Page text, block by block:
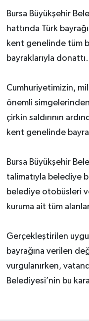
Bursa Büyükşehir
hattında Türk
kent genelinde tüm
bayraklarıyla donattı.
Cumhuriyetimizin,
önemli
çirkin saldırının
kent genelinde
Bursa Büyükşehir
talimatıyla belediye
belediye otobüsleri
kuruma ait tüm
Gerçekleştirilen
bayrağına verilen
vurgulanırken,
Belediyesi’nin bu